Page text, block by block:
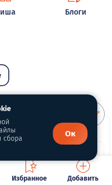
Блоги
Избранное Добавить
сбора
Ок